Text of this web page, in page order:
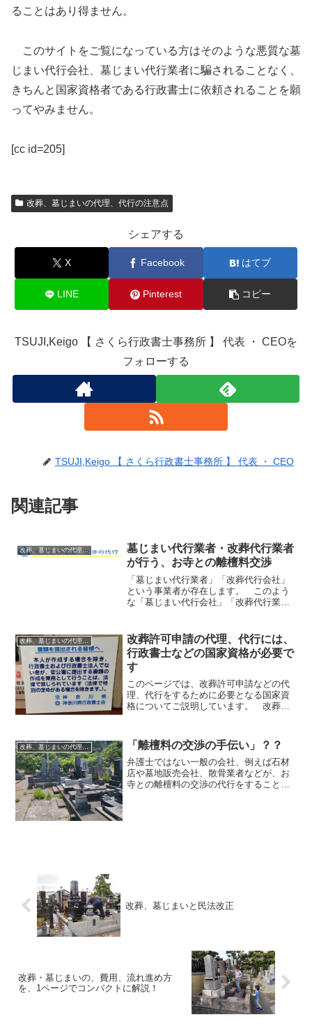
ることはあり得ません。
このサイトをご覧になっている方はそのような悪質な墓
じまい代行会社、墓じまい代行業者に騙されることなく、
きちんと国家資格者である行政書士に依頼されることを願
ってやみません。
[cc id=205]
改葬、墓じまいの代理、代行の注意点
シェアする
X Facebook はてブ
LINE Pinterest コピー
TSUJI,Keigo 【 さくら行政書士事務所 】 代表 ・ CEOを
フォローする
TSUJI,Keigo 【 さくら行政書士事務所 】 代表 ・ CEO
関連記事
改葬、墓じまいの代理、代行の注意点
墓じまい代行業者・改葬代行業者
が行う、お寺との離檀料交渉
「墓じまい代行業者」「改葬代行会社」
という事業者が存在します。 このよう
な「墓じまい代行会社」「改葬代行業
離檀料の交渉の代行」を請け負う業者も
あるようです。 このような「...
改葬許可申請の代理、代行には、
行政書士などの国家資格が必要で
す
このページでは、改葬許可申請などの代
理、代行をするために必要となる国家資
格についてご説明しています。 改葬、
代行ができるのは、行政書士などの国家
資格者に限られています。...
改葬、墓じまいの代理、代行の注意点 「離檀料の交渉の手伝い」？？
弁護士ではない一般の会社、例えば石材
店や墓地販売会社、散骨業者などが、お
寺との離檀料の交渉の代行をすることは
改葬、墓じまいと民法改正
改葬・墓じまいの、費用、流れ進め方
を、1ページでコンパクトに解説！